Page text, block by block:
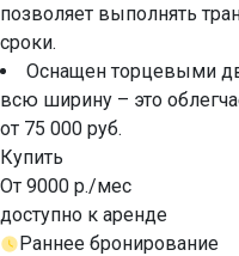
позволяет выполнять
сроки.
Оснащен торцевыми
всю ширину – это
от 75 000 руб.
Купить
От 9000 р./мес
доступно к аренде
Раннее бронирование